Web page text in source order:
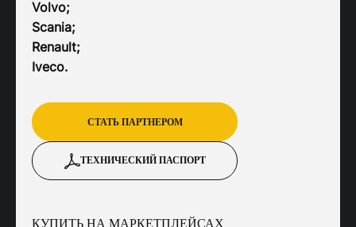
Volvo;
Scania;
Renault;
Iveco.
СТАТЬ ПАРТНЕРОМ
ТЕХНИЧЕСКИЙ ПАСПОРТ
КУПИТЬ НА МАРКЕТПЛЕЙСАХ